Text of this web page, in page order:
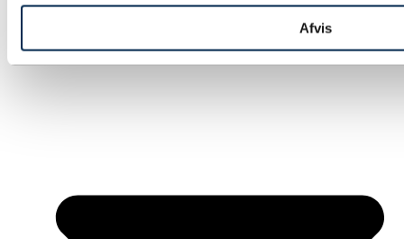
Afvis